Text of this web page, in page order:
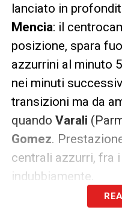
lanciato in
Mencia: il
posizione, spara
azzurrini al minuto
nei minuti
transizioni ma da
quando Varali
Gomez.
centrali azzurri, fra
indubbiamente.
Al 71′ Italia ancora